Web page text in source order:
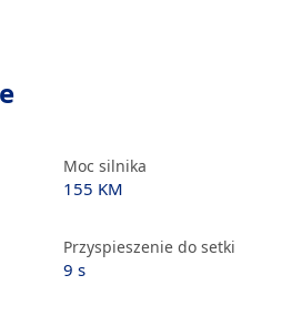
Moc silnika
155 KM
Przyspieszenie do setki
9 s